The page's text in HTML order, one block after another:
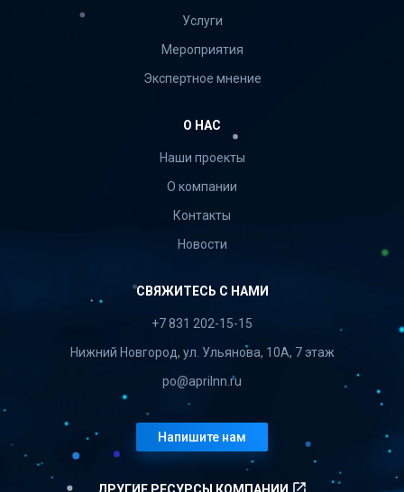
Услуги
Мероприятия
Экспертное мнение
О НАС
Наши проекты
О компании
Контакты
Новости
СВЯЖИТЕСЬ С НАМИ
+7 831 202-15-15
Нижний Новгород, ул. Ульянова, 10А, 7 этаж
po@aprilnn.ru
Напишите нам
launch